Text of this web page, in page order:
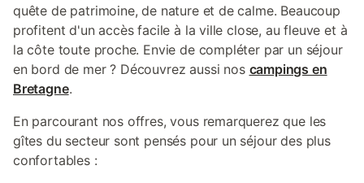
quête de patrimoine, de nature et de calme. Beaucoup
profitent d'un accès facile à la ville close, au fleuve et à
la côte toute proche. Envie de compléter par un séjour
en bord de mer ? Découvrez aussi nos campings en
Bretagne.
En parcourant nos offres, vous remarquerez que les
gîtes du secteur sont pensés pour un séjour des plus
confortables :